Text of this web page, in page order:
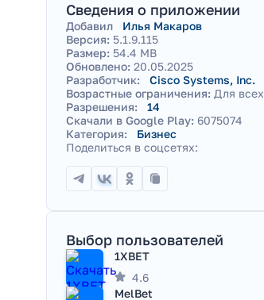
Сведения о приложении
Добавил
Илья Макаров
Версия: 5.1.9.115
Размер: 54.4 MB
Обновлено: 20.05.2025
Разработчик:
Cisco Systems, Inc.
Возрастные ограничения: Для всех
Разрешения:
14
Скачали в Google Play: 6075074
Категория:
Бизнес
Поделиться в соцсетях:
Выбор пользователей
1XBET
4.6
MelBet